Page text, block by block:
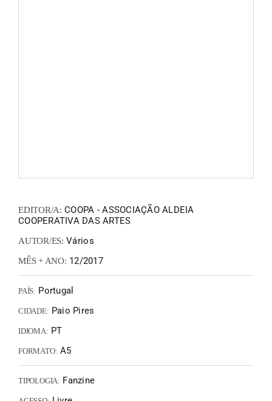
EDITOR/A: COOPA - ASSOCIAÇÃO ALDEIA
COOPERATIVA DAS ARTES
AUTOR/ES: Vários
MÊS + ANO: 12/2017
PAÍS: Portugal
CIDADE: Paio Pires
IDIOMA: PT
FORMATO: A5
TIPOLOGIA: Fanzine